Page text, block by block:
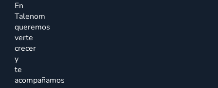
En
Talenom
queremos
verte
crecer
y
te
acompañamos